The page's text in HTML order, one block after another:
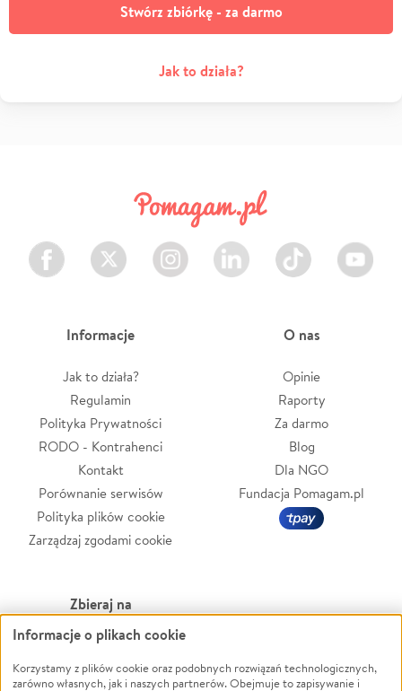
Stwórz zbiórkę - za darmo
Jak to działa?
Facebook Twitter Instagram LinkedIn TikTok Youtube
Informacje
Jak to działa?
Regulamin
Polityka Prywatności
RODO - Kontrahenci
Kontakt
Porównanie serwisów
Polityka plików cookie
Zarządzaj zgodami cookie
O nas
Opinie
Raporty
Za darmo
Blog
Dla NGO
Fundacja Pomagam.pl
Zbieraj na
Leczenie
Zwierzęta
Powódź
Informacje o plikach cookie
Korzystamy z plików cookie oraz podobnych rozwiązań technologicznych,
zarówno własnych, jak i naszych partnerów. Obejmuje to zapisywanie i